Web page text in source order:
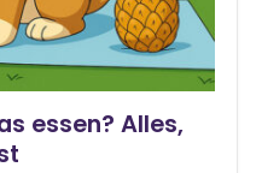
essen? Alles,